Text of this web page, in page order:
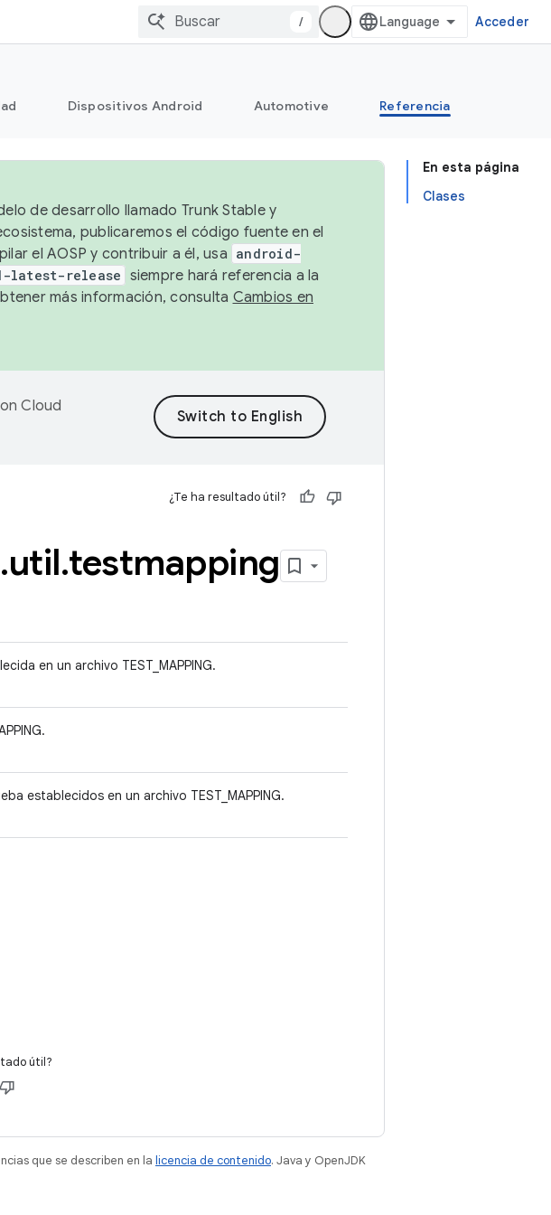
/ Acceder
Dispositivos Android Automotive Referencia
En esta página
Clases
de desarrollo llamado Trunk Stable y
publicaremos el código fuente en el
el AOSP y contribuir a él, usa android-
latest-release siempre hará referencia a la
más información, consulta Cambios en
Cloud
¿Te ha resultado útil?
.util.testmapping
en un archivo TEST_MAPPING.
establecidos en un archivo TEST_MAPPING.
útil?
que se describen en la licencia de contenido. Java y OpenJDK